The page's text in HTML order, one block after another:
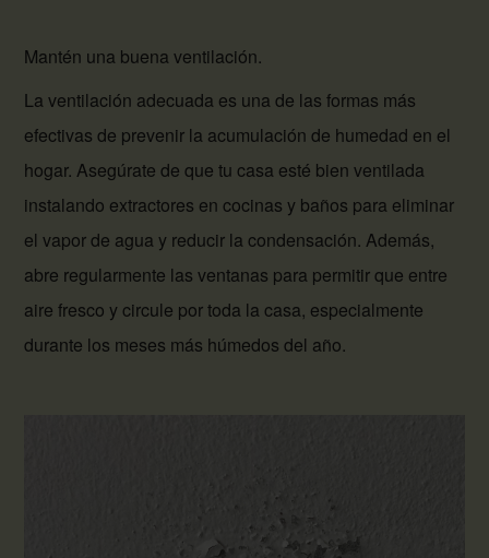
Mantén una buena ventilación.
La ventilación adecuada es una de las formas más
efectivas de prevenir la acumulación de humedad en el
hogar. Asegúrate de que tu casa esté bien ventilada
instalando extractores en cocinas y baños para eliminar
el vapor de agua y reducir la condensación. Además,
abre regularmente las ventanas para permitir que entre
aire fresco y circule por toda la casa, especialmente
durante los meses más húmedos del año.